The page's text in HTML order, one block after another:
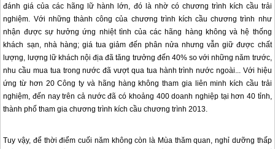
đánh giá của các hãng lữ hành lớn, đó là nhờ có chương trình kích cầu trải
nghiệm. Với những thành công của chương trình kích cầu chương trình như
nhận được sự hưởng ứng nhiệt tình của các hãng hàng không và hệ thống
khách sạn, nhà hàng; giá tua giảm đến phân nửa nhưng vẫn giữ được chất
lượng, lượng lữ khách nội địa đã tăng trưởng đến 40% so với những năm trước,
nhu cầu mua tua trong nước đã vượt qua tua hành trình nước ngoài... Với hiệu
ứng từ hơn 20 Công ty và hãng hàng không tham gia liên minh kích cầu trải
nghiệm, đến nay trên cả nước đã có khoảng 400 doanh nghiệp tại hơn 40 tỉnh,
thành phố tham gia chương trình kích cầu chương trình 2013.
Tuy vậy, để thời điểm cuối năm không còn là Mùa thăm quan, nghỉ dưỡng thấp